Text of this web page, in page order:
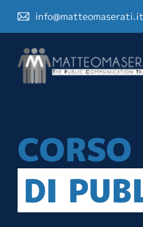
info@matteomaserati.it
CORSO
DI